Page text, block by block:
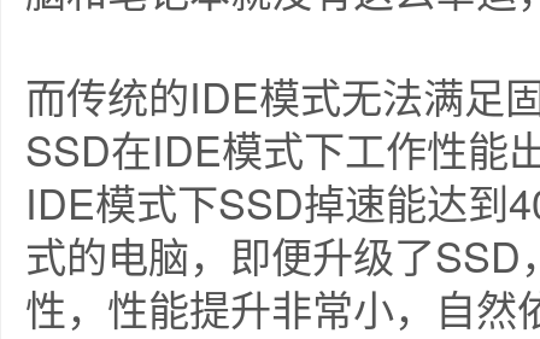
而传统的IDE模式无法满足
SSD在IDE模式下工作性能
IDE模式下SSD掉速能达到
式的电脑，即便升级了
性，性能提升非常小，自